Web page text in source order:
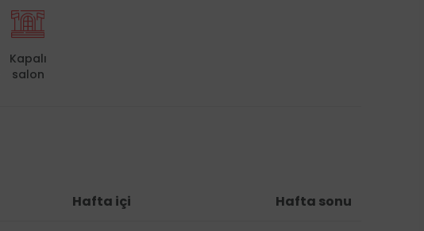
Kapalı
salon
Hafta içi Hafta sonu